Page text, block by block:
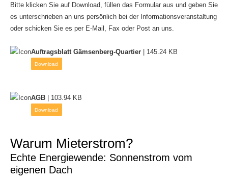
Bitte klicken Sie auf Download, füllen das Formular aus und geben Sie
es unterschrieben an uns persönlich bei der Informationsveranstaltung
oder schicken Sie es per E-Mail, Fax oder Post an uns.
Auftragsblatt Gämsenberg-Quartier| 145.24 KB
Download
AGB| 103.94 KB
Download
Warum Mieterstrom?
Echte Energiewende: Sonnenstrom vom
eigenen Dach